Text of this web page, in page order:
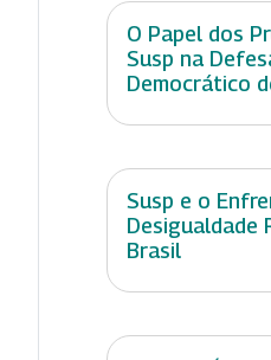
O Papel dos
Susp na
Democrático
Susp e o
Desigualdade
Brasil